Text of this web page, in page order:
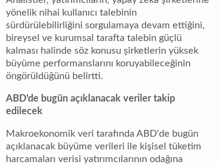
yönelik nihai kullanıcı talebinin
sürdürülebilirliğini sorgulamaya devam ettiğini,
bireysel ve kurumsal tarafta talebin güçlü
kalması halinde söz konusu şirketlerin yüksek
büyüme performanslarını koruyabileceğinin
öngörüldüğünü belirtti.
ABD'de bugün açıklanacak veriler takip
edilecek
Makroekonomik veri tarafında ABD'de bugün
açıklanacak büyüme verileri ile kişisel tüketim
harcamaları verisi yatırımcılarının odağına